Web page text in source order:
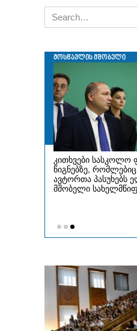
Search
for: